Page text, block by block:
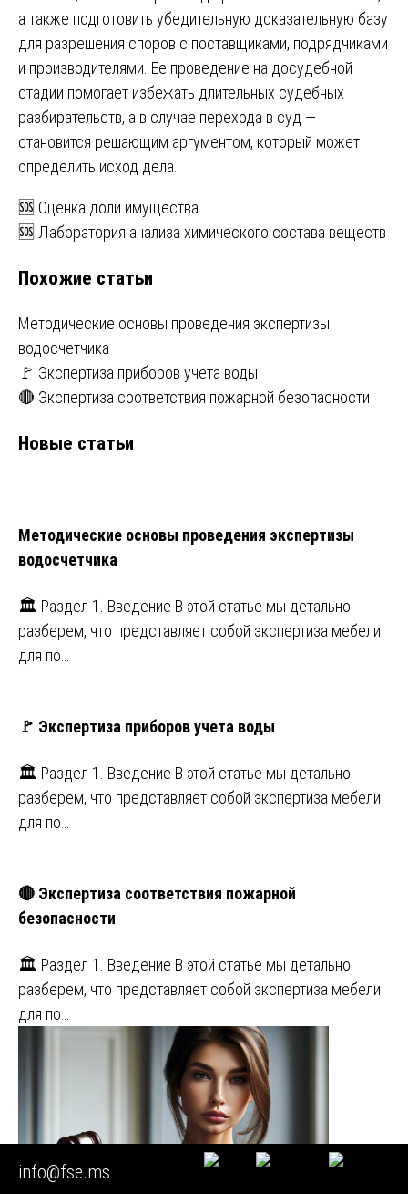
а также подготовить убедительную доказательную базу
для разрешения споров с поставщиками, подрядчиками
и производителями. Ее проведение на досудебной
стадии помогает избежать длительных судебных
разбирательств, а в случае перехода в суд —
становится решающим аргументом, который может
определить исход дела.
Навигация
по
записям
🆘 Оценка доли имущества
🆘 Лаборатория анализа химического состава веществ
Похожие статьи
Методические основы проведения экспертизы
водосчетчика
🚩 Экспертиза приборов учета воды
🔴 Экспертиза соответствия пожарной безопасности
Новые статьи
Методические основы проведения экспертизы
водосчетчика
🏛️ Раздел 1. Введение В этой статье мы детально
разберем, что представляет собой экспертиза мебели
для по…
🚩 Экспертиза приборов учета воды
🏛️ Раздел 1. Введение В этой статье мы детально
разберем, что представляет собой экспертиза мебели
для по…
🔴 Экспертиза соответствия пожарной
безопасности
🏛️ Раздел 1. Введение В этой статье мы детально
разберем, что представляет собой экспертиза мебели
для по…
info@fse.ms